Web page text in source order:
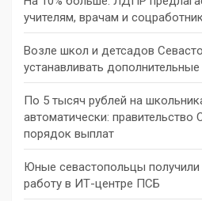
учителям, врачам и
Возле школ и детсадов
устанавливать
По 5 тысяч рублей на
автоматически: правительство
порядок выплат
Юные севастопольцы получили
работу в ИТ-центре ПСБ